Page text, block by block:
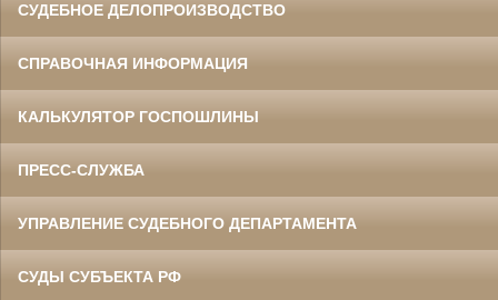
СУДЕБНОЕ ДЕЛОПРОИЗВОДСТВО
СПРАВОЧНАЯ ИНФОРМАЦИЯ
КАЛЬКУЛЯТОР ГОСПОШЛИНЫ
ПРЕСС-СЛУЖБА
УПРАВЛЕНИЕ СУДЕБНОГО ДЕПАРТАМЕНТА
СУДЫ СУБЪЕКТА РФ